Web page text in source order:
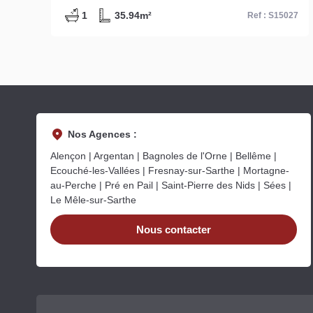
3 1 Ref : S15140
Nos Agences :
Alençon | Argentan | Bagnoles de l'Orne | Bellême |
Ecouché-les-Vallées | Fresnay-sur-Sarthe | Mortagne-
au-Perche | Pré en Pail | Saint-Pierre des Nids | Sées |
Le Mêle-sur-Sarthe
Nous contacter